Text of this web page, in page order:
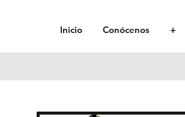
Inicio Conócenos +